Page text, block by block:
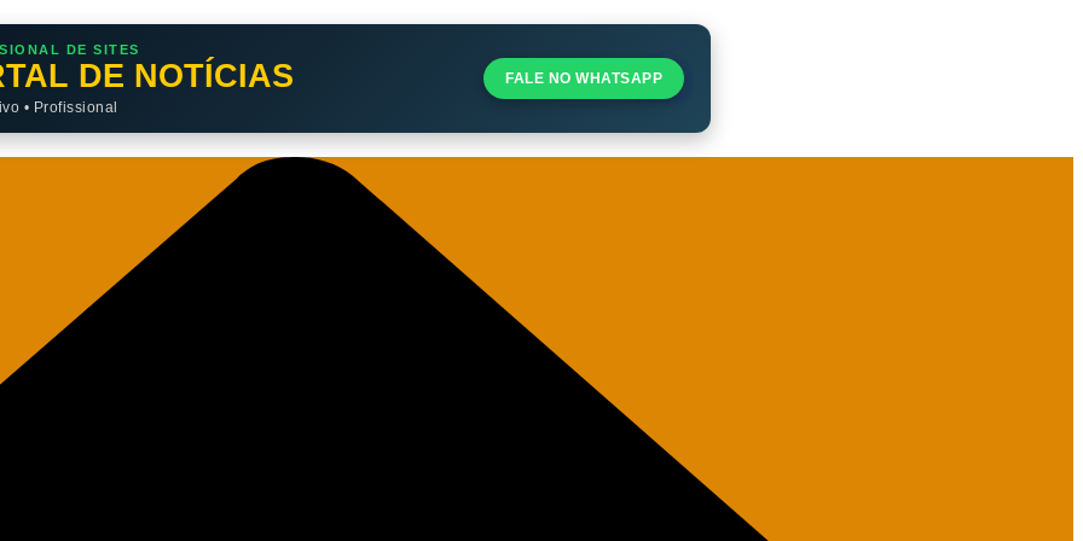
DE SITES
DE NOTÍCIAS
• Profissional
FALE NO WHATSAPP